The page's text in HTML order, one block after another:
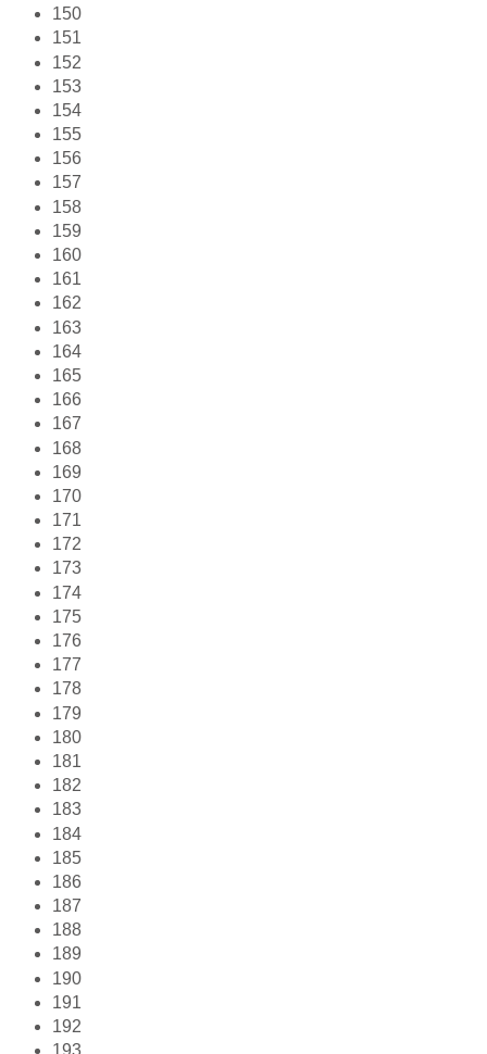
150
151
152
153
154
155
156
157
158
159
160
161
162
163
164
165
166
167
168
169
170
171
172
173
174
175
176
177
178
179
180
181
182
183
184
185
186
187
188
189
190
191
192